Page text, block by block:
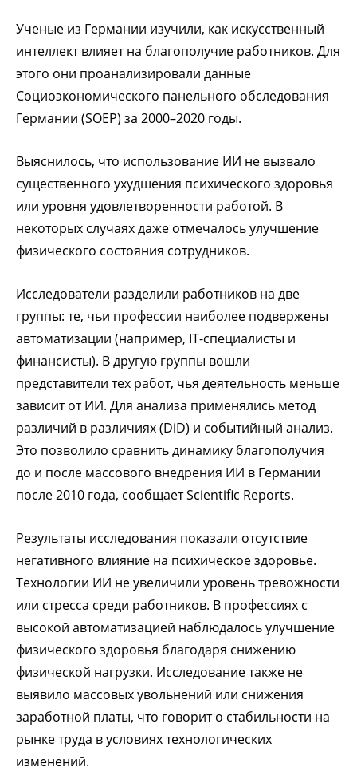
Ученые из Германии изучили, как искусственный
интеллект влияет на благополучие работников. Для
этого они проанализировали данные
Социоэкономического панельного обследования
Германии (SOEP) за 2000–2020 годы.
Выяснилось, что использование ИИ не вызвало
существенного ухудшения психического здоровья
или уровня удовлетворенности работой. В
некоторых случаях даже отмечалось улучшение
физического состояния сотрудников.
Исследователи разделили работников на две
группы: те, чьи профессии наиболее подвержены
автоматизации (например, IT-специалисты и
финансисты). В другую группы вошли
представители тех работ, чья деятельность меньше
зависит от ИИ. Для анализа применялись метод
различий в различиях (DiD) и событийный анализ.
Это позволило сравнить динамику благополучия
до и после массового внедрения ИИ в Германии
после 2010 года, сообщает Scientific Reports.
Результаты исследования показали отсутствие
негативного влияние на психическое здоровье.
Технологии ИИ не увеличили уровень тревожности
или стресса среди работников. В профессиях с
высокой автоматизацией наблюдалось улучшение
физического здоровья благодаря снижению
физической нагрузки. Исследование также не
выявило массовых увольнений или снижения
заработной платы, что говорит о стабильности на
рынке труда в условиях технологических
изменений.